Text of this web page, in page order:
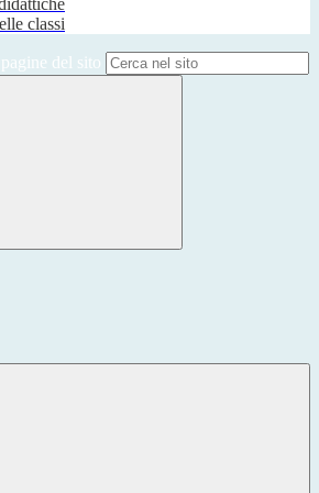
classi
del sito